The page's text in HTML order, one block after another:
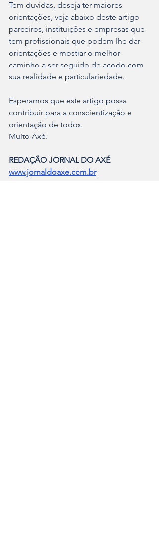
Tem duvidas, deseja ter maiores
orientações, veja abaixo deste artigo
parceiros, instituições e empresas que
tem profissionais que podem lhe dar
orientações e mostrar o melhor
caminho a ser seguido de acodo com
sua realidade e particulariedade.
Esperamos que este artigo possa
contribuir para a conscientização e
orientação de todos.
Muito Axé.
REDAÇÃO JORNAL DO AXÉ
www.jornaldoaxe.com.br